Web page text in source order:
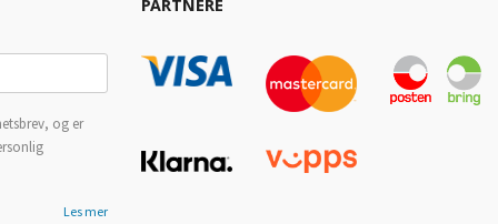
og er
Les mer
PARTNERE